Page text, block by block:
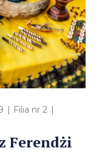
Filia nr 2
Ferendżi